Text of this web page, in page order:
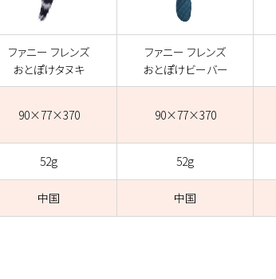
ファニー フレンズ
おとぽけタヌキ
ファニー フレンズ
おとぽけビーバー
90×77×370 90×77×370
52g 52g
中国 中国